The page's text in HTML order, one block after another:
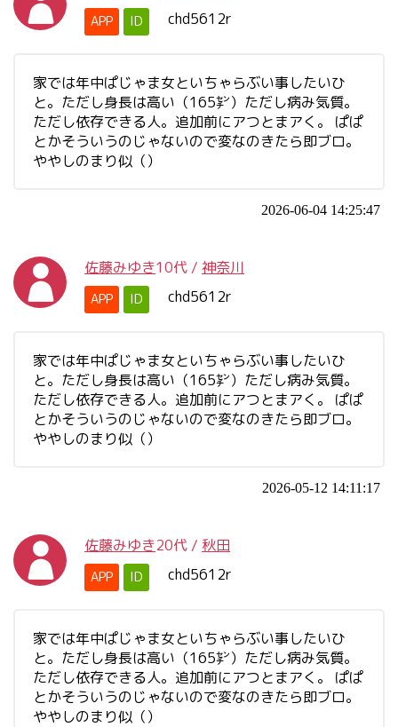
APP ID chd5612r
家では年中ぱじゃま女といちゃらぶい事したいひ
と。ただし身長は高い（165㌢）ただし病み気質。
ただし依存できる人。追加前にアつとまアく。 ぱぱ
とかそういうのじゃないので変なのきたら即ブロ。
ややしのまり似（）
2026-06-04 14:25:47
佐藤みゆき10代 / 神奈川
APP ID chd5612r
家では年中ぱじゃま女といちゃらぶい事したいひ
と。ただし身長は高い（165㌢）ただし病み気質。
ただし依存できる人。追加前にアつとまアく。 ぱぱ
とかそういうのじゃないので変なのきたら即ブロ。
ややしのまり似（）
2026-05-12 14:11:17
佐藤みゆき20代 / 秋田
APP ID chd5612r
家では年中ぱじゃま女といちゃらぶい事したいひ
と。ただし身長は高い（165㌢）ただし病み気質。
ただし依存できる人。追加前にアつとまアく。 ぱぱ
とかそういうのじゃないので変なのきたら即ブロ。
ややしのまり似（）